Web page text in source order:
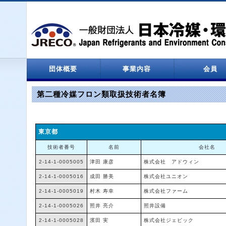
団体概要
設立関係
役員名簿
定款
決算報告
情報処理センター
事業内容 会員
会員一覧
第二種冷媒フロン類取扱技術者名簿
東京都
技術者番号 名前 会社名
2-14-1-0005005 津田 康彦 株式会社 アドウィン
2-14-1-0005016 成田 勝美 株式会社ユニオン
2-14-1-0005019 村木 寿幸 株式会社ファーム
2-14-1-0005026 照井 亮介 照井設備
2-14-1-0005028 濱田 実 株式会社ジェビック